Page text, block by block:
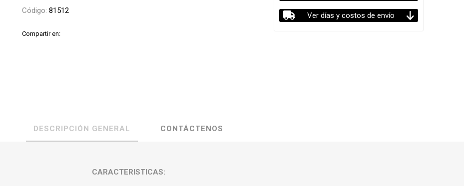
Código: 81512
Compartir en:
Ver días y costos de envío
DESCRIPCIÓN GENERAL CONTÁCTENOS
CARACTERISTICAS: